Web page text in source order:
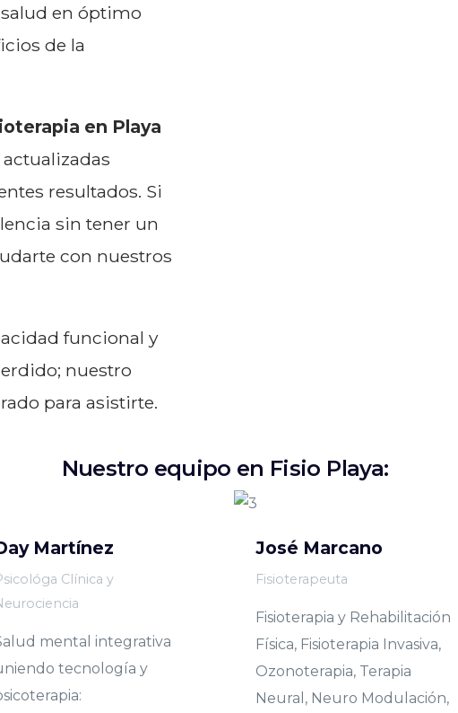
en óptimo
de la
en Playa
resultados. Si
sin tener un
con nuestros
funcional y
nuestro
para asistirte.
Nuestro equipo en Fisio Playa:
Martínez
Clínica y
mental integrativa
tecnología y
José Marcano
Fisioterapeuta
Fisioterapia y Rehabilitación
Física, Fisioterapia Invasiva,
Ozonoterapia, Terapia
Neural, Neuro Modulación,